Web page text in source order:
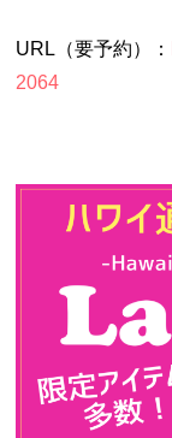
URL（要予約）：
2064